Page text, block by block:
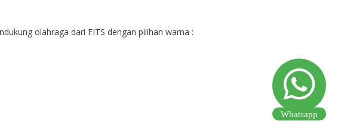
olahraga dari FITS dengan pilihan warna :
Whatsapp